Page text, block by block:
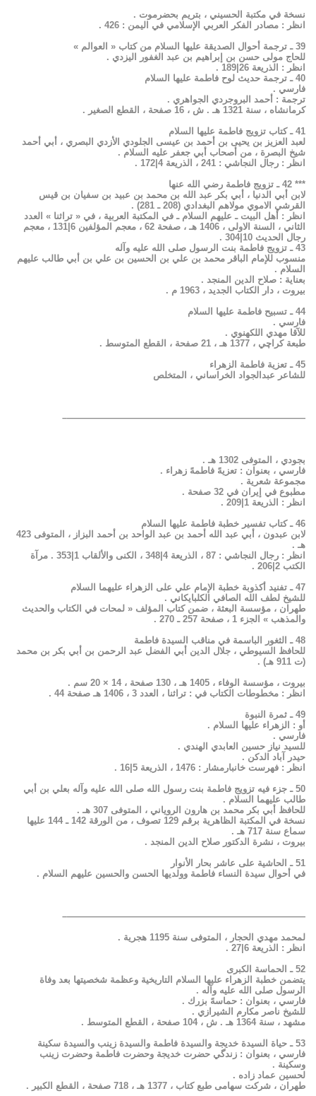
نسخة في مكتبة الحسيني ، بتريم بحضرموت .
انظر : مصادر الفكر العربي الإسلامي في اليمن : 426 .
39 ـ ترجمة أحوال الصديقة عليها السلام من كتاب « العوالم »
للحاج مولى حسن بن إبراهيم بن عبد الغفور اليزدي .
انظر : الذريعة 26|189 .
40 ـ ترجمة حديث لوح فاطمة عليها السلام
فارسي .
ترجمة : أحمد البروجردي الجواهري .
كرمانشاه ، سنة 1321 هـ . ش ، 16 صفحة ، القطع الصغير .
41 ـ كتاب تزويج فاطمة عليها السلام
لعبد العزيز بن يحيى بن أحمد بن عيسى الجلودي الأزدي البصري ، أبي أحمد
شيخ البصرة ، من أصحاب أبي جعفر عليه السلام .
انظر : رجال النجاشي : 241 ، الذريعة 4|172 .
*** 42 ـ تزويج فاطمة رضي الله عنها
لابن أبي الدنيا ، أبي بكر عبد الله بن محمد بن عبيد بن سفيان بن قيس
القرشي الاموي مولاهم البغدادي (208 ـ 281) .
انظر : أهل البيت ـ عليهم السلام ـ في المكتبة العربية ، في « تراثنا » العدد
الثاني ، السنة الاولى ، 1406 هـ ، صفحة 62 ، معجم المؤلفين 6|131 ، معجم
رجال الحديث 10|304 .
43 ـ تزويج فاطمة بنت الرسول صلى الله عليه وآله
منسوب للإمام الباقر محمد بن علي بن الحسين بن علي بن أبي طالب عليهم
السلام .
بعناية : صلاح الدين المنجد .
بيروت ، دار الكتاب الجديد ، 1963 م .
44 ـ تسبيح فاطمة عليها السلام
فارسي .
للآقا مهدي اللكهنوي .
طبعة كراچي ، 1377 هـ ، 21 صفحة ، القطع المتوسط .
45 ـ تعزية فاطمة الزهراء
للشاعر عبدالجواد الخراساني ، المتخلص
——————————————————————————–
بجودي ، المتوفى 1302 هـ .
فارسي ، بعنوان : تعزيهً فاطمهً زهراء .
مجموعة شعرية .
مطبوع في إيران في 32 صفحة .
انظر : الذريعة 1|209 .
46 ـ كتاب تفسير خطبة فاطمة عليها السلام
لابن عبدون ، أبي عبد الله أحمد بن عبد الواحد بن أحمد البزاز ، المتوفى 423
هـ .
انظر : رجال النجاشي : 87 ، الذريعة 4|348 ، الكنى والألقاب 1|353 . مرآة
الكتب 2|206 .
47 ـ تفنيد أكذوبة خطبة الإمام علي على الزهراء عليهما السلام
للشيخ لطف الله الصافي الكلبايكاني .
طهران ، مؤسسة البعثة ، ضمن كتاب المؤلف « لمحات في الكتاب والحديث
والمذهب » الجزء 1 ، صفحة 257 ـ 270 .
48 ـ الثغور الباسمة في مناقب السيدة فاطمة
للحافظ السيوطي ، جلال الدين أبي الفضل عبد الرحمن بن أبي بكر بن محمد
(ت 911 هـ) .
بيروت ، مؤسسة الوفاء ، 1405 هـ ، 130 صفحة ، 14 × 20 سم .
انظر : مخطوطات الكتاب في : تراثنا ، العدد 3 ، 1406 هـ صفحة 44 .
49 ـ ثمرة النبوة
أو : الزهراء عليها السلام .
فارسي .
للسيد نياز حسين العابدي الهندي .
حيدر آباد الدكن .
انظر : فهرست خانبارمشار : 1476 ، الذريعة 5|16 .
50 ـ جزء فيه تزويج فاطمة بنت رسول الله صلى الله عليه وآله بعلي بن أبي
طالب عليهما السلام .
للحافظ أبي بكر محمد بن هارون الروياني ، المتوفى 307 هـ .
نسخة في المكتبة الظاهرية برقم 129 تصوف ، من الورقة 142 ـ 144 عليها
سماع سنة 717 هـ .
بيروت ، نشرة الدكتور صلاح الدين المنجد .
51 ـ الحاشية على عاشر بحار الأنوار
في أحوال سيدة النساء فاطمة وولديها الحسن والحسين عليهم السلام .
——————————————————————————–
لمحمد مهدي الحجار ، المتوفى سنة 1195 هجرية .
انظر : الذريعة 6|27 .
52 ـ الحماسة الكبرى
يتضمن خطبة الزهراء عليها السلام التاريخية وعظمة شخصيتها بعد وفاة
الرسول صلى الله عليه وآله .
فارسي ، بعنوان : حماسهً بزرك .
للشيخ ناصر مكارم الشيرازي .
مشهد ، سنة 1364 هـ . ش ، 104 صفحة ، القطع المتوسط .
53 ـ حياة السيدة خديجة والسيدة فاطمة والسيدة زينب والسيدة سكينة
فارسي ، بعنوان : زندگي حضرت خديجة وحضرت فاطمة وحضرت زينب
وسكينة .
لحسين عماد زاده .
طهران ، شركت سهامى طبع كتاب ، 1377 هـ ، 718 صفحة ، القطع الكبير .